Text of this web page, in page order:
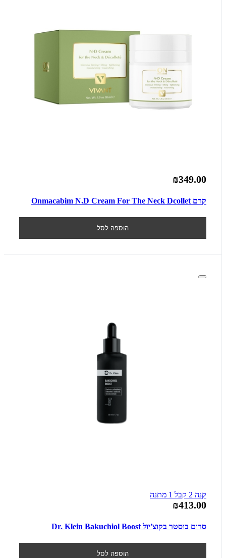
₪349.00
קרם Onmacabim N.D Cream For The Neck Dcollet
הוספה לסל
קנה 2 קבל 1 מתנה
₪413.00
סרום בוסטר בקוצ'יול Dr. Klein Bakuchiol Boost
הוספה לסל